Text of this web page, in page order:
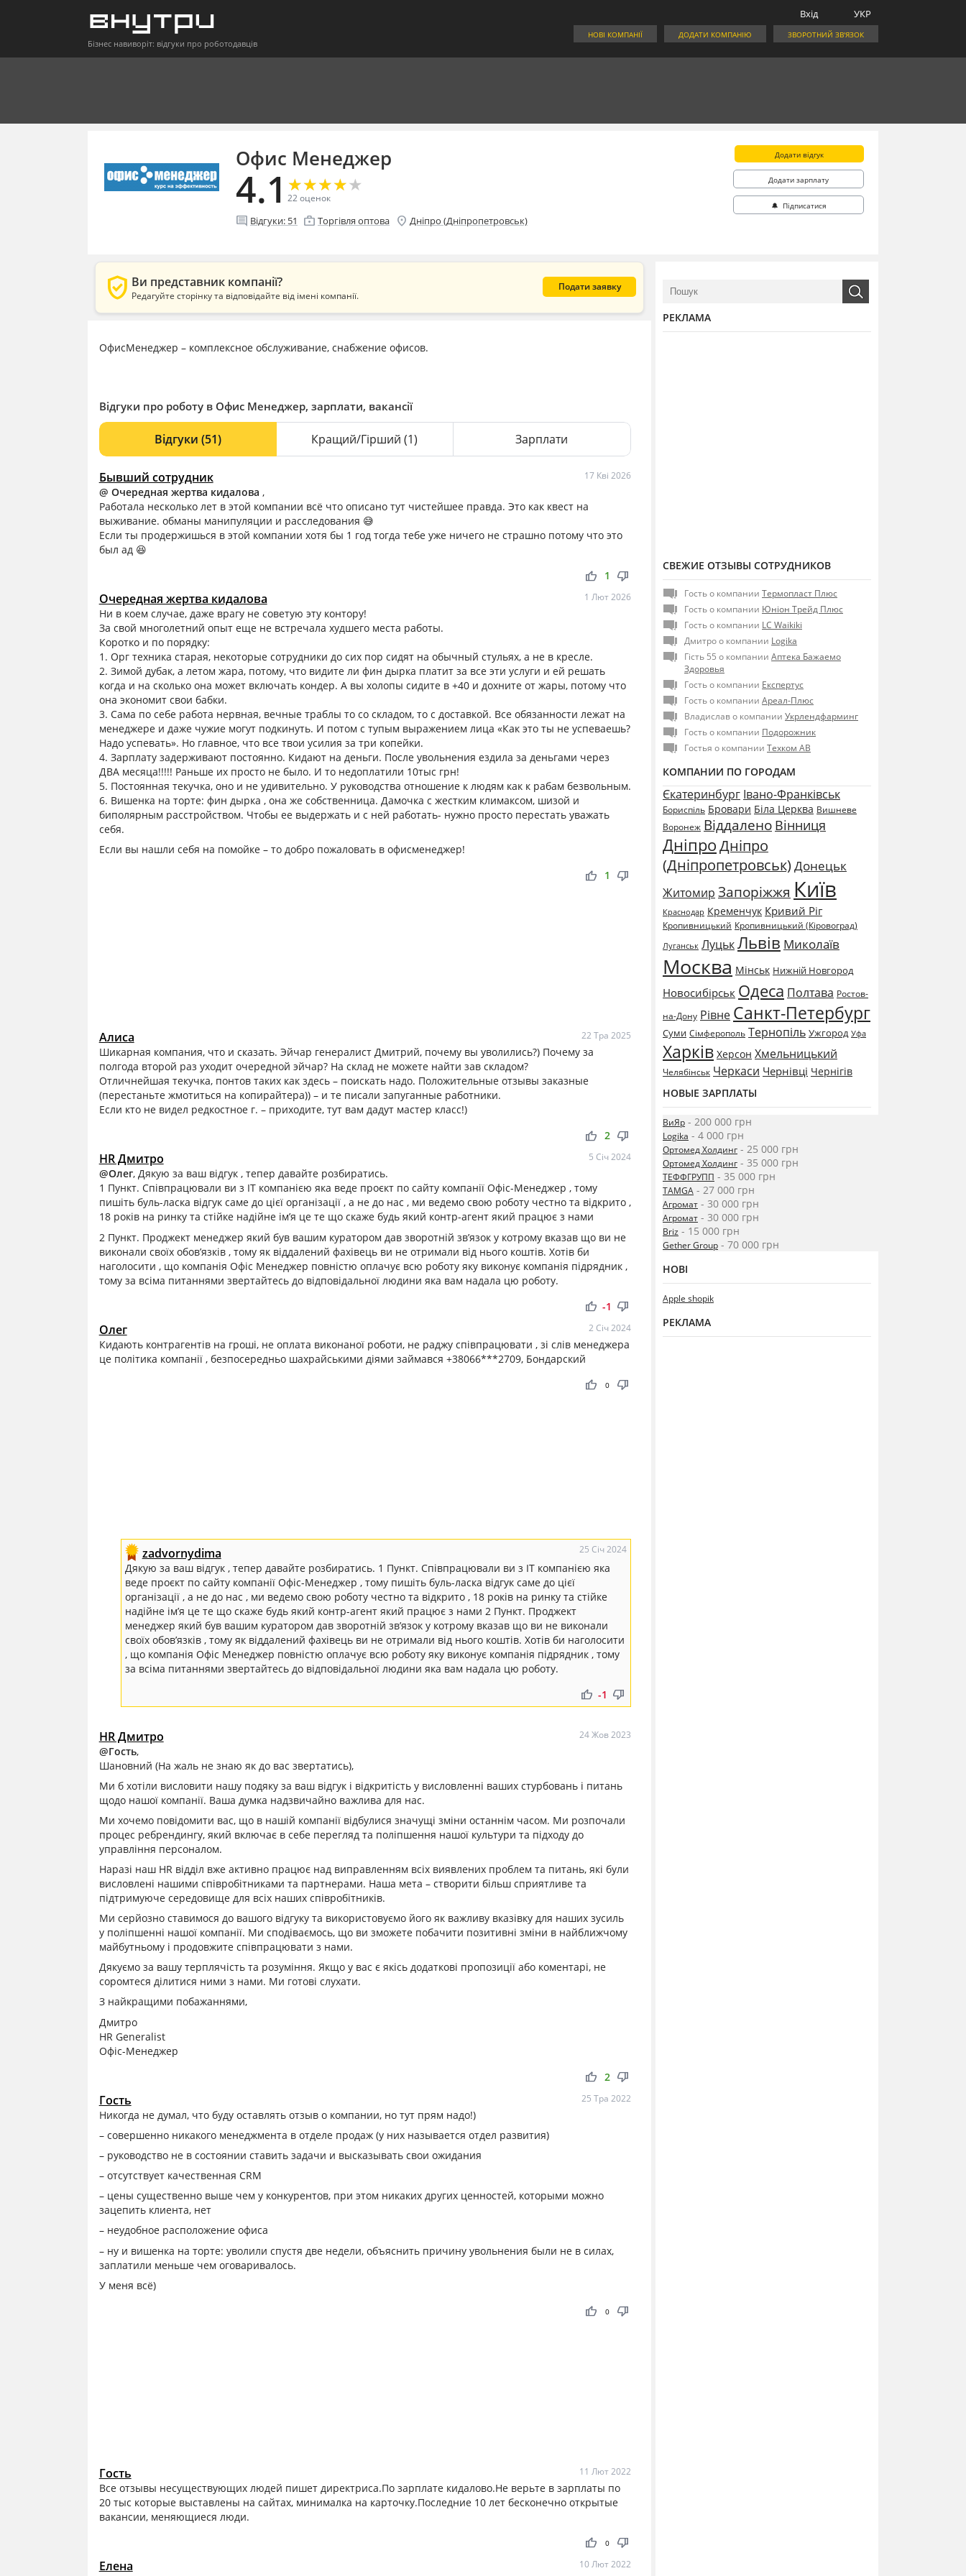
Бізнес навиворіт: відгуки про роботодавців
УКР
Вхід
ЗВОРОТНИЙ ЗВ'ЯЗОК
ДОДАТИ КОМПАНІЮ
НОВІ КОМПАНІЇ
Офис Менеджер
4.1 ★
★★
★★
★★
★★
★
22оценок
comment Відгуки: 51 enterprise Торгівля оптова location_on Дніпро (Дніпропетровськ)
Додати відгук
Додати зарплату
🔔 Підписатися
verified_user Ви представник компанії?
Редагуйте сторінку та відповідайте від імені компанії.
Подати заявку
ОфисМенеджер – комплексное обслуживание, снабжение офисов.
Відгуки про роботу в Офис Менеджер, зарплати, вакансії
Відгуки (51) Кращий/Гірший(1) Зарплати
Бывший сотрудник 17 Кві 2026
@ Очередная жертва кидалова ,
Работала несколько лет в этой компании всё что описано тут чистейшее правда. Это как квест на
выживание. обманы манипуляции и расследования 😅
Если ты продержишься в этой компании хотя бы 1 год тогда тебе уже ничего не страшно потому что это
был ад 😆
thumb_up thumb_down
1
Очередная жертва кидалова 1 Лют 2026
Ни в коем случае, даже врагу не советую эту контору!
За свой многолетний опыт еще не встречала худшего места работы.
Коротко и по порядку:
1. Орг техника старая, некоторые сотрудники до сих пор сидят на обычный стульях, а не в кресле.
2. Зимой дубак, а летом жара, потому, что видите ли фин дырка платит за все эти услуги и ей решать
когда и на сколько она может включать кондер. А вы холопы сидите в +40 и дохните от жары, потому что
она экономит свои бабки.
3. Сама по себе работа нервная, вечные траблы то со складом, то с доставкой. Все обязанности лежат на
менеджере и даже чужие могут подкинуть. И потом с тупым выражением лица «Как это ты не успеваешь?
Надо успевать». Но главное, что все твои усилия за три копейки.
4. Зарплату задерживают постоянно. Кидают на деньги. После увольнения ездила за деньгами через
ДВА месяца!!!!! Раньше их просто не было. И то недоплатили 10тыс грн!
5. Постоянная текучка, оно и не удивительно. У руководства отношение к людям как к рабам безвольным.
6. Вишенка на торте: фин дырка , она же собственница. Дамочка с жестким климаксом, шизой и
биполярным расстройством. Чтобы ее выдержать и с ней работать- нужно просто перестать уважать
себя.
Если вы нашли себя на помойке – то добро пожаловать в офисменеджер!
thumb_up thumb_down
1
Алиса 22 Тра 2025
Шикарная компания, что и сказать. Эйчар генералист Дмитрий, почему вы уволились?) Почему за
полгода второй раз уходит очередной эйчар? На склад не можете найти зав складом?
Отличнейшая текучка, понтов таких как здесь – поискать надо. Положительные отзывы заказные
(перестаньте жмотиться на копирайтера)) – и те писали запуганные работники.
Если кто не видел редкостное г. – приходите, тут вам дадут мастер класс!)
thumb_up thumb_down
2
HR Дмитро 5 Січ 2024
@Олег, Дякую за ваш відгук , тепер давайте розбиратись.
1 Пункт. Співпрацювали ви з IT компанією яка веде проєкт по сайту компанії Офіс-Менеджер , тому
пишіть буль-ласка відгук саме до цієї організації , а не до нас , ми ведемо свою роботу честно та відкрито ,
18 років на ринку та стійке надійне ім’я це те що скаже будь який контр-агент який працює з нами
2 Пункт. Проджект менеджер який був вашим куратором дав зворотній зв’язок у котрому вказав що ви не
виконали своїх обов’язків , тому як віддалений фахівець ви не отримали від нього коштів. Хотів би
наголосити , що компанія Офіс Менеджер повністю оплачує всю роботу яку виконує компанія підрядник ,
тому за всіма питаннями звертайтесь до відповідальної людини яка вам надала цю роботу.
thumb_up thumb_down
-1
Олег 2 Січ 2024
Кидають контрагентів на гроші, не оплата виконаної роботи, не раджу співпрацювати , зі слів менеджера
це політика компанії , безпосередньо шахрайськими діями займався +38066***2709, Бондарский
thumb_up thumb_down
0
zadvornydima 25 Січ 2024
Дякую за ваш відгук , тепер давайте розбиратись. 1 Пункт. Співпрацювали ви з IT компанією яка
веде проєкт по сайту компанії Офіс-Менеджер , тому пишіть буль-ласка відгук саме до цієї
організації , а не до нас , ми ведемо свою роботу честно та відкрито , 18 років на ринку та стійке
надійне ім’я це те що скаже будь який контр-агент який працює з нами 2 Пункт. Проджект
менеджер який був вашим куратором дав зворотній зв’язок у котрому вказав що ви не виконали
своїх обов’язків , тому як віддалений фахівець ви не отримали від нього коштів. Хотів би наголосити
, що компанія Офіс Менеджер повністю оплачує всю роботу яку виконує компанія підрядник , тому
за всіма питаннями звертайтесь до відповідальної людини яка вам надала цю роботу.
thumb_up thumb_down
-1
HR Дмитро 24 Жов 2023
@Гость,
Шановний (На жаль не знаю як до вас звертатись),
Ми б хотіли висловити нашу подяку за ваш відгук і відкритість у висловленні ваших стурбовань і питань
щодо нашої компанії. Ваша думка надзвичайно важлива для нас.
Ми хочемо повідомити вас, що в нашій компанії відбулися значущі зміни останнім часом. Ми розпочали
процес ребрендингу, який включає в себе перегляд та поліпшення нашої культури та підходу до
управління персоналом.
Наразі наш HR відділ вже активно працює над виправленням всіх виявлених проблем та питань, які були
висловлені нашими співробітниками та партнерами. Наша мета – створити більш сприятливе та
підтримуюче середовище для всіх наших співробітників.
Ми серйозно ставимося до вашого відгуку та використовуємо його як важливу вказівку для наших зусиль
у поліпшенні нашої компанії. Ми сподіваємось, що ви зможете побачити позитивні зміни в найближчому
майбутньому і продовжите співпрацювати з нами.
Дякуємо за вашу терплячість та розуміння. Якщо у вас є якісь додаткові пропозиції або коментарі, не
соромтеся ділитися ними з нами. Ми готові слухати.
З найкращими побажаннями,
Дмитро
HR Generalist
Офіс-Менеджер
thumb_up thumb_down
2
Гость 25 Тра 2022
Никогда не думал, что буду оставлять отзыв о компании, но тут прям надо!)
– совершенно никакого менеджмента в отделе продаж (у них называется отдел развития)
– руководство не в состоянии ставить задачи и высказывать свои ожидания
– отсутствует качественная CRM
– цены существенно выше чем у конкурентов, при этом никаких других ценностей, которыми можно
зацепить клиента, нет
– неудобное расположение офиса
– ну и вишенка на торте: уволили спустя две недели, объяснить причину увольнения были не в силах,
заплатили меньше чем оговаривалось.
У меня всё)
thumb_up thumb_down
0
Гость 11 Лют 2022
Все отзывы несуществующих людей пишет директриса.По зарплате кидалово.Не верьте в зарплаты по
20 тыс которые выставлены на сайтах, минималка на карточку.Последние 10 лет бесконечно открытые
вакансии, меняющиеся люди.
thumb_up thumb_down
0
Елена 10 Лют 2022
РЕКЛАМА
СВЕЖИЕ ОТЗЫВЫ СОТРУДНИКОВ
Гость о компании Термопласт Плюс
Гость о компании Юніон Трейд Плюс
Гость о компании LC Waikiki
Дмитро о компании Logika
Гість 55 о компании Аптека Бажаемо
Здоровья
Гость о компании Експертус
Гость о компании Ареал-Плюс
Владислав о компании Укрлендфарминг
Гость о компании Подорожник
Гостья о компании Техком АВ
КОМПАНИИ ПО ГОРОДАМ
Єкатеринбург Івано-Франківськ
Бориспіль Бровари Біла Церква Вишневе
Воронеж Віддалено Вінниця
ДніпроДніпро
(Дніпропетровськ) Донецьк
Житомир Запоріжжя Київ
Краснодар Кременчук Кривий Ріг
Кропивницький Кропивницький (Кіровоград)
Луганськ ЛуцькЛьвів Миколаїв
Москва Мінськ Нижній Новгород
Новосибірськ Одеса Полтава Ростов-
на-Дону Рівне Санкт-Петербург
Суми Сімферополь Тернопіль Ужгород Уфа
Харків Херсон Хмельницький
Челябінськ Черкаси Чернівці Чернігів
НОВЫЕ ЗАРПЛАТЫ
ВиЯр - 200 000 грн
Logika - 4 000 грн
Ортомед Холдинг - 25 000 грн
Ортомед Холдинг - 35 000 грн
ТЕФФГРУПП - 35 000 грн
TAMGA - 27 000 грн
Агромат - 30 000 грн
Агромат - 30 000 грн
Briz - 15 000 грн
Gether Group - 70 000 грн
НОВІ
Apple shopik
РЕКЛАМА